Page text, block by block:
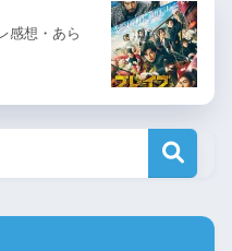
感想・あら